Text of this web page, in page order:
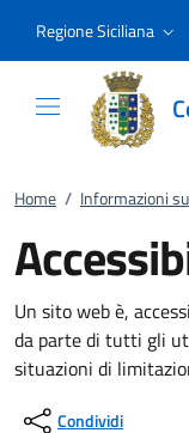
Regione Siciliana
Home / Informazioni
Un sito web è,
da parte di tutti gli
situazioni di
Condividi